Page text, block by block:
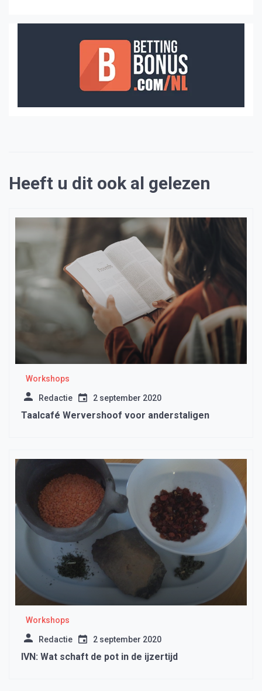
Heeft u dit ook al gelezen
Workshops
Redactie 2 september 2020
Taalcafé Wervershoof voor anderstaligen
Workshops
Redactie 2 september 2020
IVN: Wat schaft de pot in de ijzertijd